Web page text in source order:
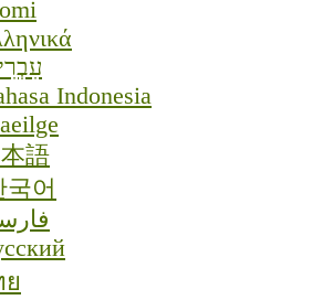
Indonesia
語
국어
ย